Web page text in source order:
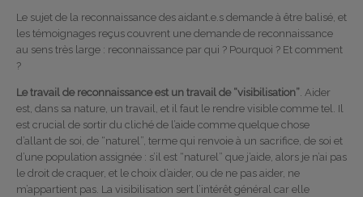
Le sujet de la reconnaissance des aidant.e.s demande à être balisé, et
les témoignages reçus couvrent une demande de reconnaissance
au sens très large : reconnaissance par qui ? Pourquoi ? Et comment
?
Le travail de reconnaissance est un travail de “visibilisation” . Aider
est, dans sa nature, un travail, et il faut le rendre visible comme tel. Il
est crucial de sortir du cliché de l’aide comme quelque chose
d’allant de soi, de “naturel”, terme qui renvoie à un sacrifice, de soi et
d’une population assignée : s’il est “naturel” que j’aide, alors je n’ai pas
le droit de craquer, et le choix d’aider, ou de ne pas aider, ne
m’appartient pas. La visibilisation sert l’intérêt général car elle